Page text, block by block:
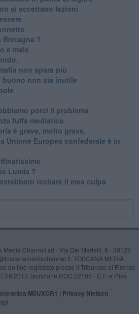
si accettano lezioni
Bretagna ?
e male
non spara più
buono non sia inutile
porci il problema
fuffa mediatica
è grave, molto grave.
Unione Europea confederale è in
Lumia ?
recitare il mea culpa
Media Channel srl - Via Dei Martelli, 8 - 50129
TOSCANA MEDIA
on line registrato presso il Tribunale di Firenze
Iscrizione ROC 22105 - C.F. e P.Iva
M5UXCR1 | Privacy Nielsen